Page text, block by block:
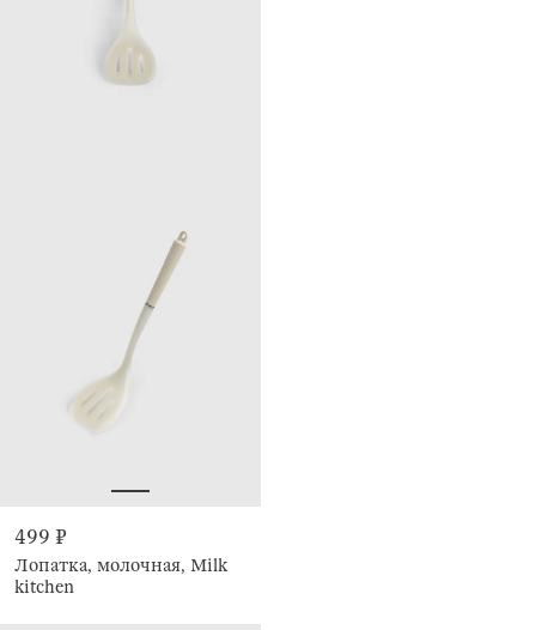
499 ₽
Лопатка, молочная, Milk
kitchen